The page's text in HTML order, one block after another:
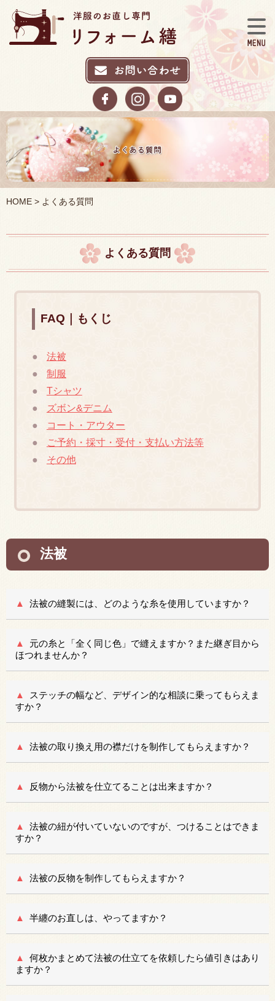
HOME > よくある質問
よくある質問
FAQ｜もくじ
法被
制服
Tシャツ
ズボン&デニム
コート・アウター
ご予約・採寸・受付・支払い方法等
その他
法被
法被の縫製には、どのような糸を使用していますか？
元の糸と「全く同じ色」で縫えますか？また継ぎ目から
ほつれませんか？
ステッチの幅など、デザイン的な相談に乗ってもらえま
すか？
法被の取り換え用の襟だけを制作してもらえますか？
反物から法被を仕立てることは出来ますか？
法被の紐が付いていないのですが、つけることはできま
すか？
法被の反物を制作してもらえますか？
半纏のお直しは、やってますか？
何枚かまとめて法被の仕立てを依頼したら値引きはあり
ますか？